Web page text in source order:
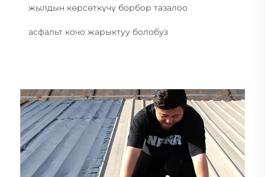
жылдын көрсөткүчү борбор тазалоо
асфальт кочо жарыктуу болобуз